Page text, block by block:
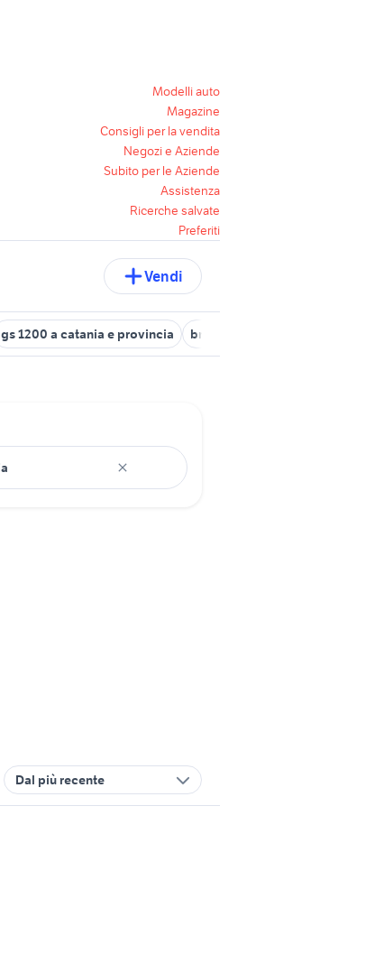
Modelli auto
Magazine
Consigli per la vendita
Negozi e Aziende
Subito per le Aziende
Assistenza
Ricerche salvate
Preferiti
Vendi
gs 1200 a catania e provincia bmw f 650 gs 2001
Dal più recente